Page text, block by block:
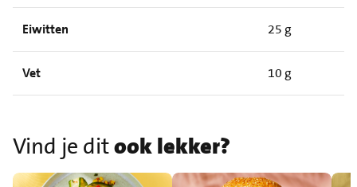
Eiwitten 25 g
Vet 10 g
Vind je ditook lekker?